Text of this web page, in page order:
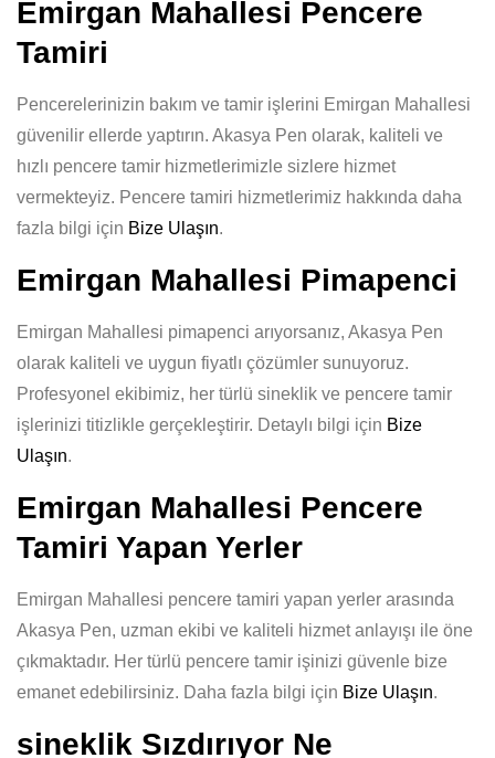
Emirgan Mahallesi Pencere
Tamiri
Pencerelerinizin bakım ve tamir işlerini Emirgan Mahallesi
güvenilir ellerde yaptırın. Akasya Pen olarak, kaliteli ve
hızlı pencere tamir hizmetlerimizle sizlere hizmet
vermekteyiz. Pencere tamiri hizmetlerimiz hakkında daha
fazla bilgi için Bize Ulaşın.
Emirgan Mahallesi Pimapenci
Emirgan Mahallesi pimapenci arıyorsanız, Akasya Pen
olarak kaliteli ve uygun fiyatlı çözümler sunuyoruz.
Profesyonel ekibimiz, her türlü sineklik ve pencere tamir
işlerinizi titizlikle gerçekleştirir. Detaylı bilgi için Bize
Ulaşın.
Emirgan Mahallesi Pencere
Tamiri Yapan Yerler
Emirgan Mahallesi pencere tamiri yapan yerler arasında
Akasya Pen, uzman ekibi ve kaliteli hizmet anlayışı ile öne
çıkmaktadır. Her türlü pencere tamir işinizi güvenle bize
emanet edebilirsiniz. Daha fazla bilgi için Bize Ulaşın.
sineklik Sızdırıyor Ne